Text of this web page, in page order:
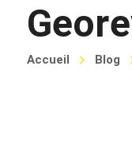
Accueil Blog